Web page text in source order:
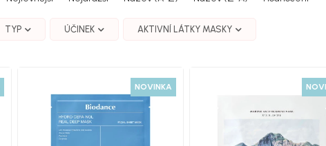
TYP ÚČINEK AKTIVNÍ LÁTKY MASKY
NOVINKA